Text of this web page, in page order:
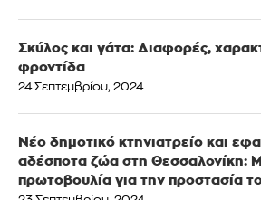
Σκύλος και γάτα: Διαφορές,
φροντίδα
24 Σεπτεμβρίου, 2024
Νέο δημοτικό κτηνιατρείο και
αδέσποτα ζώα στη Θεσσαλονίκη:
πρωτοβουλία για την προστασία